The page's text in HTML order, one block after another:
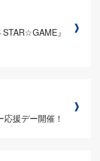
』
援デー開催！